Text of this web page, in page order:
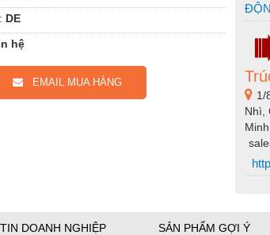
DE
hệ
EMAIL MUA HÀNG
1/
Nhì,
Minh
DOANH NGHIỆP SẢN PHẨM GỢI Ý